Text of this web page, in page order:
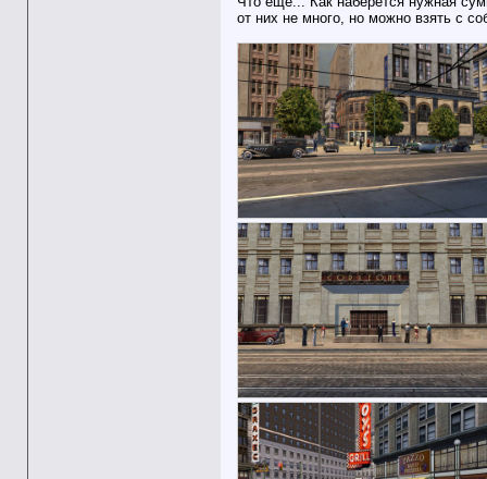
от них не много, но можно взять с